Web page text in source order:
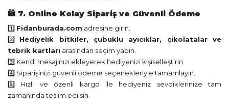
🛍️ 7. Online Kolay Sipariş ve Güvenli Ödeme
1️⃣ Fidanburada.com adresine girin.
2️⃣ Hediyelik bitkiler, çubuklu ayıcıklar, çikolatalar ve
tebrik kartları arasından seçim yapın.
3️⃣ Kendi mesajınızı ekleyerek hediyenizi kişiselleştirin
4️⃣ Siparişinizi güvenli ödeme seçenekleriyle tamamlayın.
5️⃣ Hızlı ve özenli kargo ile hediyeniz sevdiklerinize tam
zamanında teslim edilsin.